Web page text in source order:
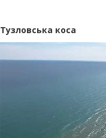
Тузловська коса